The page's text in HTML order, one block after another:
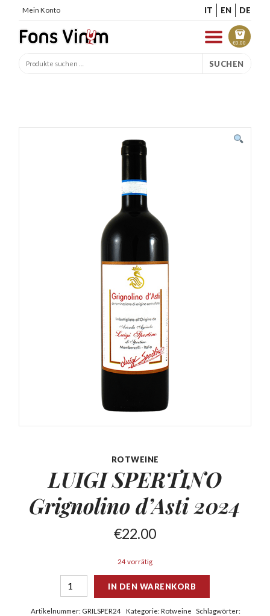
Mein Konto IT EN DE
€0.00
SUCHEN
ROTWEINE
LUIGI SPERTINO
Grignolinod’Asti 2024
€22.00
24 vorrätig
IN DEN WARENKORB
Artikelnummer: GRILSPER24 Kategorie: Rotweine
Schlagwörter: